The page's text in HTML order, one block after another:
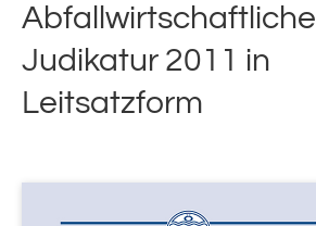
Abfallwirtschaftliche
Judikatur 2011 in
Leitsatzform